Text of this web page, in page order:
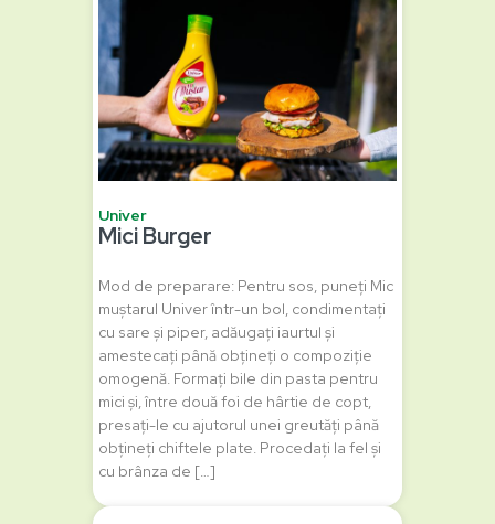
Univer
Mici Burger
Mod de preparare: Pentru sos, puneți Mic
muștarul Univer într-un bol, condimentați
cu sare și piper, adăugați iaurtul și
amestecați până obțineți o compoziție
omogenă. Formați bile din pasta pentru
mici și, între două foi de hârtie de copt,
presați-le cu ajutorul unei greutăți până
obțineți chiftele plate. Procedați la fel și
cu brânza de […]